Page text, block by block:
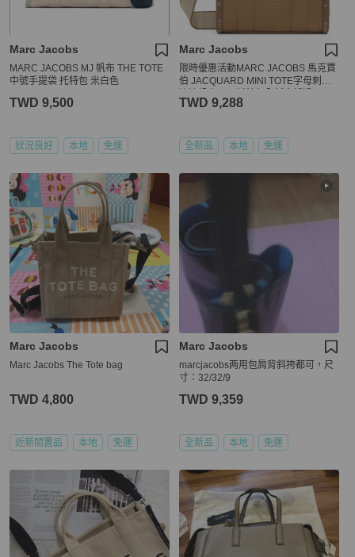
Marc Jacobs
MARC JACOBS MJ 帆布 THE TOTE
中號手提袋 托特包 米白色
TWD 9,500
狀況良好 本地 免運
Marc Jacobs
限時優惠活動MARC JACOBS 馬克賈
伯 JACQUARD MINI TOTE字母刺繡
TWD 9,288
全新品 本地 免運
Marc Jacobs
Marc Jacobs The Tote bag
TWD 4,800
近新閒置品 本地 免運
Marc Jacobs
marcjacobs两用包肩背斜挎都可，尺
寸：32/32/9
TWD 9,359
全新品 本地 免運